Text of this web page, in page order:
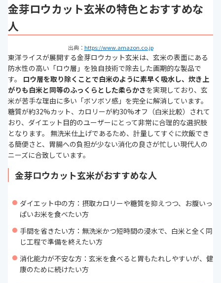
金芽ロウカット玄米の特色とおすすめな
人
出典： https://www.amazon.co.jp
東洋ライスが展開する金芽ロウカット玄米は、玄米の表面にある
防水性の高い「ロウ層」を独自技術で除去した画期的な製品で
す。 ロウ層を取り除くことで白米のように素早く吸水し、炊き上
がりも白米と同等のふっくらとした柔らかさを実現しており、玄
米が苦手な理由に多い「ボソボソ感」を完全に解消しています。
糖質が約32%カット、カロリーが約30%オフ（白米比較）されて
おり、ダイエット目的のユーザーにとって非常に合理的な選択肢
となります。 無洗米仕上げであるため、計量してすぐに炊飯でき
る簡便さと、胃腸への負担が少ない消化の良さが忙しい現代人の
ニーズに合致しています。
金芽ロウカット玄米がおすすめな人
ダイエット中の方：摂取カロリーや糖質を抑えつつ、お腹いっ
ぱいお米を食べたい方
手間を省きたい方：無洗米かつ短時間の浸水で、白米と全く同
じ工程で準備を終えたい方
消化能力が不安な方：玄米を食べると胃もたれしやすいが、健
康のために続けたい方